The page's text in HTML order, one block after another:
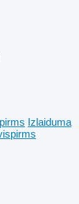
Izlaiduma